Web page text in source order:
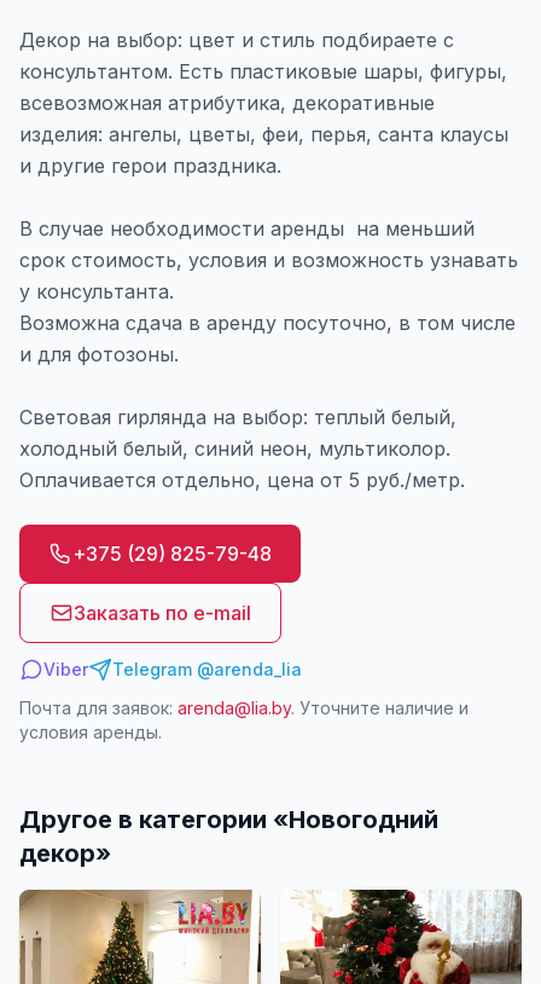
Декор на выбор: цвет и стиль подбираете с
консультантом. Есть пластиковые шары, фигуры,
всевозможная атрибутика, декоративные
изделия: ангелы, цветы, феи, перья, санта клаусы
и другие герои праздника.
В случае необходимости аренды на меньший
срок стоимость, условия и возможность узнавать
у консультанта.
Возможна сдача в аренду посуточно, в том числе
и для фотозоны.
Световая гирлянда на выбор: теплый белый,
холодный белый, синий неон, мультиколор.
Оплачивается отдельно, цена от 5 руб./метр.
+375 (29) 825-79-48
Заказать по e-mail
Viber
Telegram @arenda_lia
Почта для заявок: arenda@lia.by. Уточните наличие и
условия аренды.
Другое в категории «Новогодний
декор»